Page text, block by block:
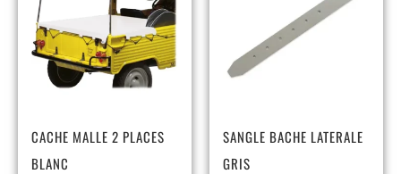
CACHE MALLE 2 PLACES
BLANC
SANGLE BACHE LATERALE
GRIS